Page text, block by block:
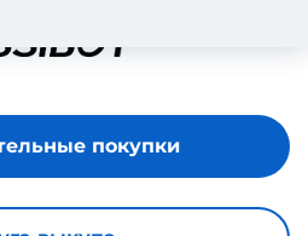
покупки